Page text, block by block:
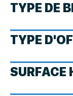
TYPE DE
TYPE
SURFACE